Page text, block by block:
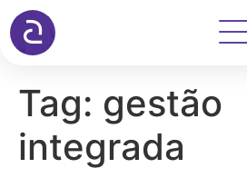
Tag: gestão
integrada